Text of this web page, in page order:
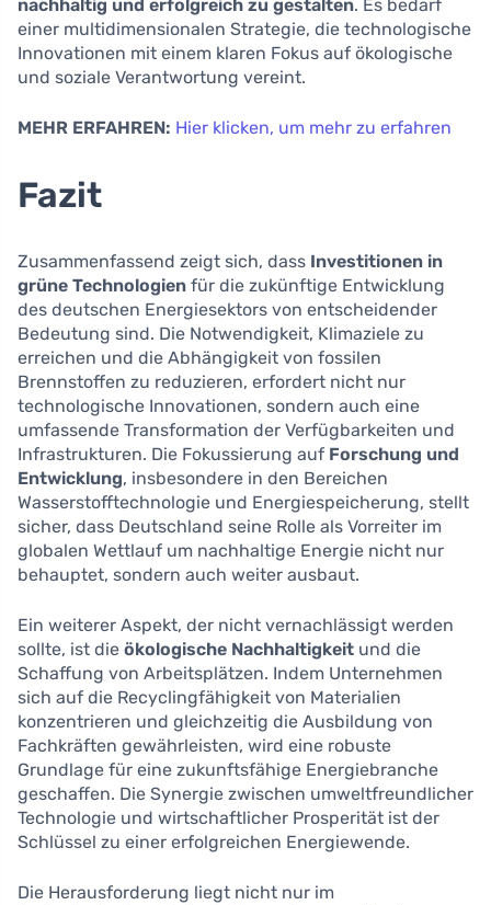
nachhaltig und erfolgreich zu gestalten. Es bedarf
einer multidimensionalen Strategie, die technologische
Innovationen mit einem klaren Fokus auf ökologische
und soziale Verantwortung vereint.
MEHR ERFAHREN: Hier klicken, um mehr zu erfahren
Fazit
Zusammenfassend zeigt sich, dass Investitionen in
grüne Technologien für die zukünftige Entwicklung
des deutschen Energiesektors von entscheidender
Bedeutung sind. Die Notwendigkeit, Klimaziele zu
erreichen und die Abhängigkeit von fossilen
Brennstoffen zu reduzieren, erfordert nicht nur
technologische Innovationen, sondern auch eine
umfassende Transformation der Verfügbarkeiten und
Infrastrukturen. Die Fokussierung auf Forschung und
Entwicklung, insbesondere in den Bereichen
Wasserstofftechnologie und Energiespeicherung, stellt
sicher, dass Deutschland seine Rolle als Vorreiter im
globalen Wettlauf um nachhaltige Energie nicht nur
behauptet, sondern auch weiter ausbaut.
Ein weiterer Aspekt, der nicht vernachlässigt werden
sollte, ist die ökologische Nachhaltigkeit und die
Schaffung von Arbeitsplätzen. Indem Unternehmen
sich auf die Recyclingfähigkeit von Materialien
konzentrieren und gleichzeitig die Ausbildung von
Fachkräften gewährleisten, wird eine robuste
Grundlage für eine zukunftsfähige Energiebranche
geschaffen. Die Synergie zwischen umweltfreundlicher
Technologie und wirtschaftlicher Prosperität ist der
Schlüssel zu einer erfolgreichen Energiewende.
Die Herausforderung liegt nicht nur im